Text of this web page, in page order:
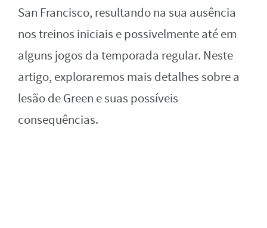
San Francisco, resultando na sua ausência
nos treinos iniciais e possivelmente até em
alguns jogos da temporada regular. Neste
artigo, exploraremos mais detalhes sobre a
lesão de Green e suas possíveis
consequências.